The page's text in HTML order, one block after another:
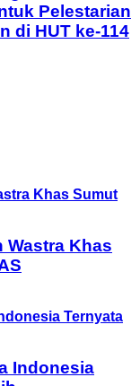
Pelestarian
di HUT ke-114
Wastra Khas
Indonesia